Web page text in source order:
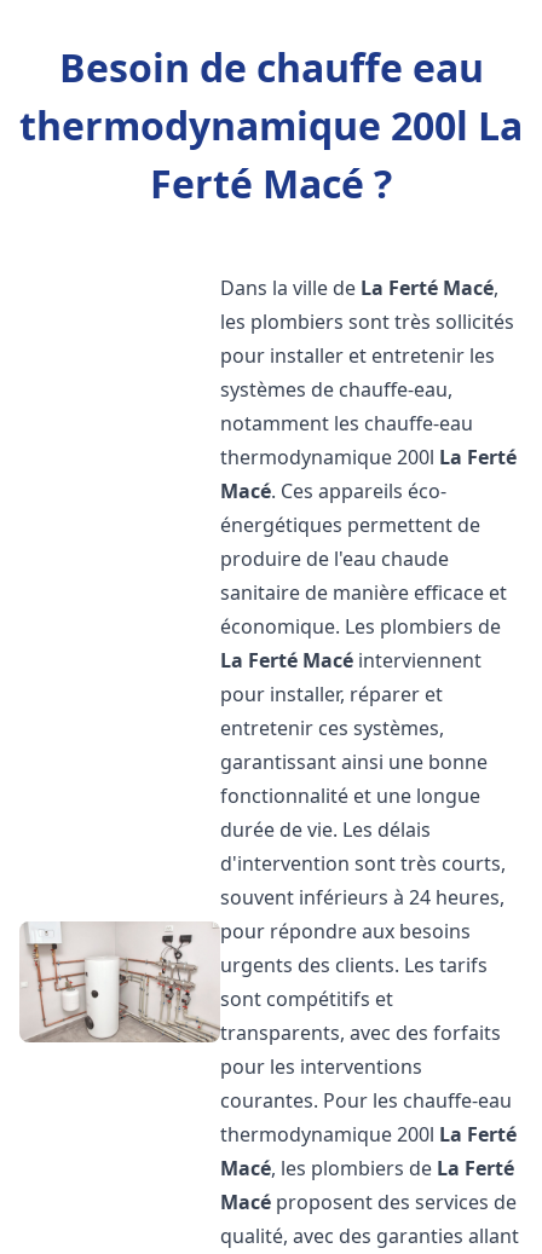
Besoin de chauffe eau
thermodynamique 200l La
Ferté Macé ?
Dans la ville de La Ferté Macé,
les plombiers sont très sollicités
pour installer et entretenir les
systèmes de chauffe-eau,
notamment les chauffe-eau
thermodynamique 200l La Ferté
Macé. Ces appareils éco-
énergétiques permettent de
produire de l'eau chaude
sanitaire de manière efficace et
économique. Les plombiers de
La Ferté Macé interviennent
pour installer, réparer et
entretenir ces systèmes,
garantissant ainsi une bonne
fonctionnalité et une longue
durée de vie. Les délais
d'intervention sont très courts,
souvent inférieurs à 24 heures,
pour répondre aux besoins
urgents des clients. Les tarifs
sont compétitifs et
transparents, avec des forfaits
pour les interventions
courantes. Pour les chauffe-eau
thermodynamique 200l La Ferté
Macé, les plombiers de La Ferté
Macé proposent des services de
qualité, avec des garanties allant